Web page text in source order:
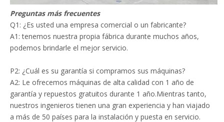
Preguntas más frecuentes
Q1: ¿Es usted una empresa comercial o un fabricante?
A1: tenemos nuestra propia fábrica durante muchos años,
podemos brindarle el mejor servicio.
P2: ¿Cuál es su garantía si compramos sus máquinas?
A2: Le ofrecemos máquinas de alta calidad con 1 año de
garantía y repuestos gratuitos durante 1 año.Mientras tanto,
nuestros ingenieros tienen una gran experiencia y han viajado
a más de 50 países para la instalación y puesta en servicio.